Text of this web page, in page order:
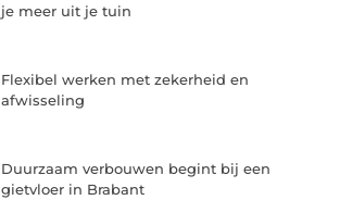
je meer uit je tuin
Flexibel werken met zekerheid en
afwisseling
Duurzaam verbouwen begint bij een
gietvloer in Brabant